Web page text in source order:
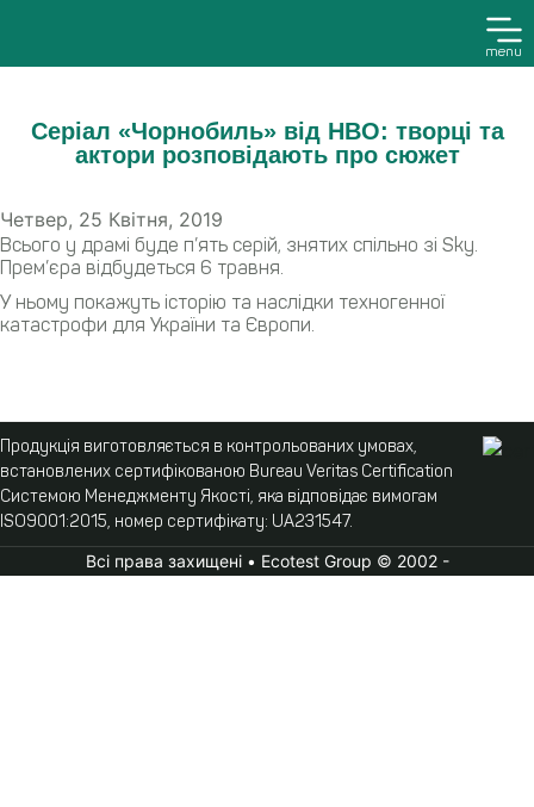
menu
Серіал «Чорнобиль» від HBO: творці та
актори розповідають про сюжет
Четвер, 25 Квітня, 2019
Всього у драмі буде п’ять серій, знятих спільно зі Sky.
Прем’єра відбудеться 6 травня.
У ньому покажуть історію та наслідки техногенної
катастрофи для України та Європи.
Продукція виготовляється в контрольованих умовах,
встановлених сертифікованою Bureau Veritas Certification
Системою Менеджменту Якості, яка відповідає вимогам
ISO9001:2015, номер сертифікату: UA231547.
Всі права захищені • Ecotest Group © 2002 -